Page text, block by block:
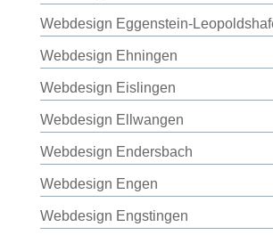
Webdesign Eggenstein-
Webdesign Ehningen
Webdesign Eislingen
Webdesign Ellwangen
Webdesign Endersbach
Webdesign Engen
Webdesign Engstingen